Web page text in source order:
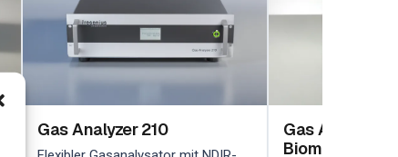
Gas Analyzer 210
Gas Analyzer
Biomethan